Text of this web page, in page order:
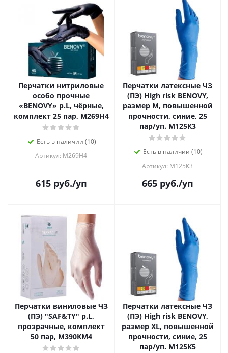
Перчатки нитриловые
особо прочные
«BENOVY» р.L, чёрные,
комплект 25 пар, M269H4
Есть в наличии (10)
Артикул: M269H4
615руб./уп
Перчатки латексные ЧЗ
(ПЭ) High risk BENOVY,
размер M, повышенной
прочности, синие, 25
пар/уп. М125К3
Есть в наличии (10)
Артикул: М125К3
665руб./уп
Перчатки виниловые ЧЗ
(ПЭ) "SAF&TY" р.L,
прозрачные, комплект
50 пар, M390KM4
Перчатки латексные ЧЗ
(ПЭ) High risk BENOVY,
размер XL, повышенной
прочности, синие, 25
пар/уп. М125К5